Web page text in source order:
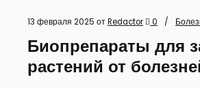
13 февраля 2025 отRedactor 0
Биопрепараты для
растений от